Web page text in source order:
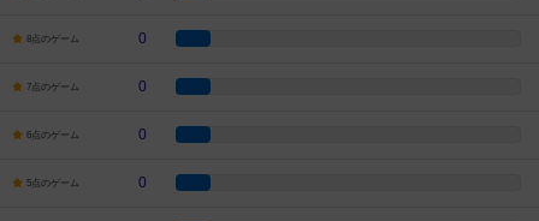
8点のゲーム 0
7点のゲーム 0
6点のゲーム 0
5点のゲーム 0